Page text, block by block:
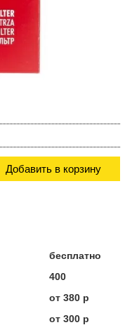
Добавить в корзину
бесплатно
400
от 380 р
от 300 р